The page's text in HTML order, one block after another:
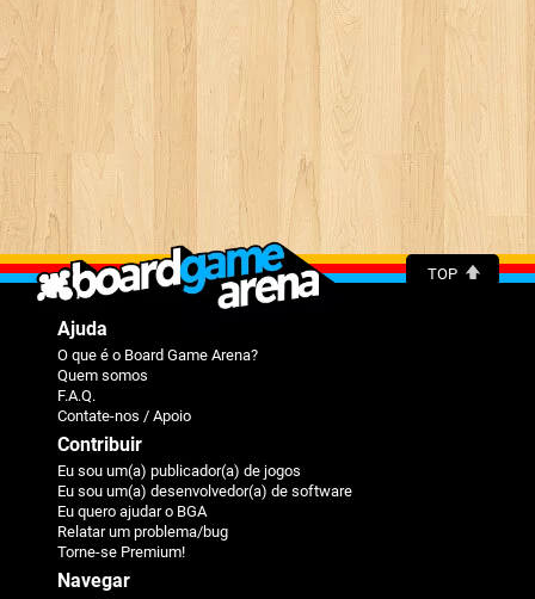
TOP
Ajuda
O que é o Board Game Arena?
Quem somos
F.A.Q.
Contate-nos / Apoio
Contribuir
Eu sou um(a) publicador(a) de jogos
Eu sou um(a) desenvolvedor(a) de software
Eu quero ajudar o BGA
Relatar um problema/bug
Torne-se Premium!
Navegar